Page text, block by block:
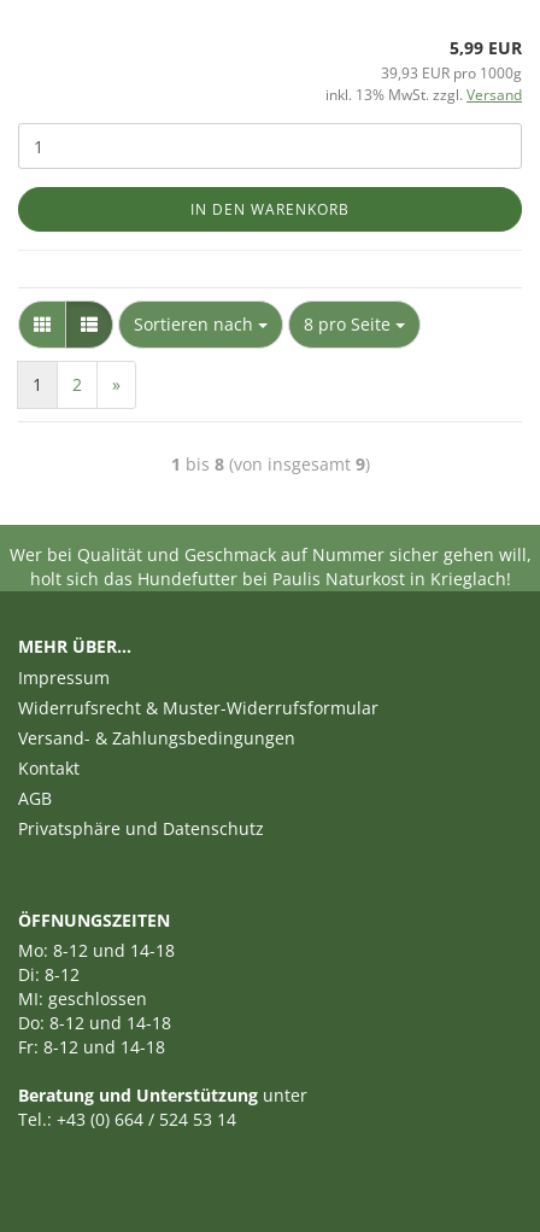
5,99 EUR
39,93 EUR pro 1000g
inkl. 13% MwSt. zzgl. Versand
IN DEN WARENKORB
Sortieren nach 8 pro Seite
1 2 »
1 bis 8(von insgesamt 9)
Wer bei Qualität und Geschmack auf Nummer sicher gehen will,
holt sich das Hundefutter bei Paulis Naturkost in Krieglach!
MEHR ÜBER...
Impressum
Widerrufsrecht & Muster-Widerrufsformular
Versand- & Zahlungsbedingungen
Kontakt
AGB
Privatsphäre und Datenschutz
ÖFFNUNGSZEITEN
Mo: 8-12 und 14-18
Di: 8-12
MI: geschlossen
Do: 8-12 und 14-18
Fr: 8-12 und 14-18
Beratung und Unterstützung unter
Tel.: +43 (0) 664 / 524 53 14